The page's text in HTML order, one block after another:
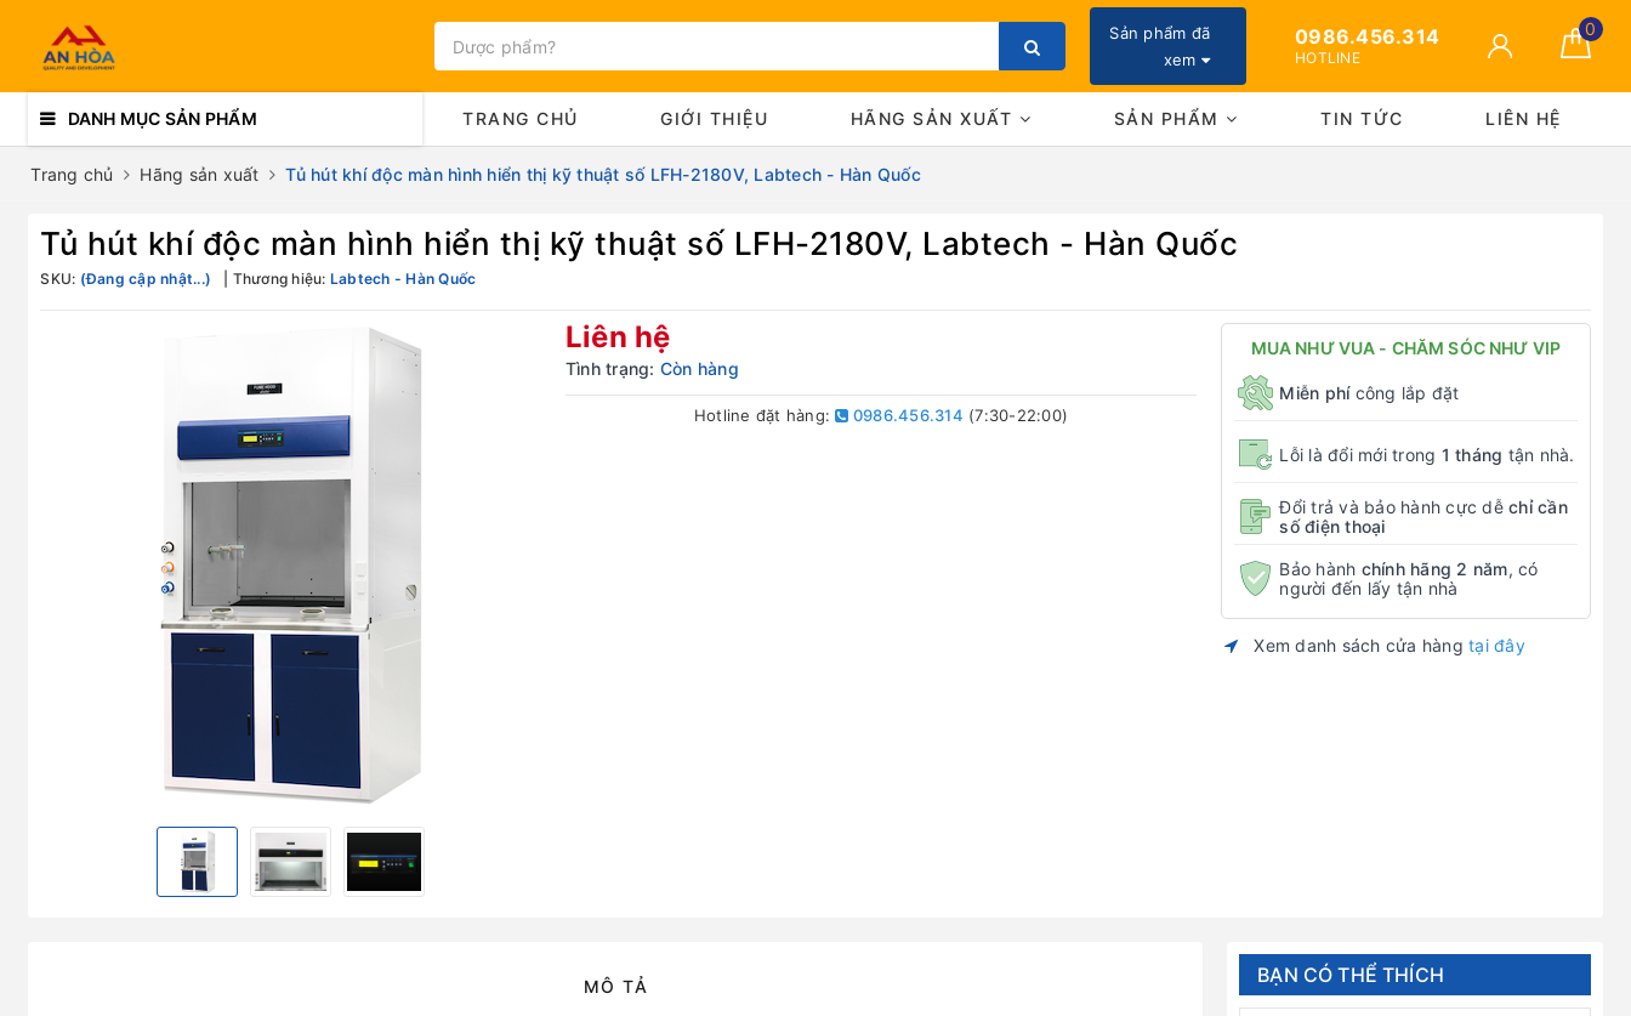
Sản phẩm đã
xem
0986.456.314
HOTLINE
0
DANH MỤC SẢN PHẨM TRANG CHỦ GIỚI THIỆU HÃNG SẢN XUẤT SẢN PHẨM TIN TỨC LIÊN HỆ
Trang chủ Hãng sản xuất Tủ hút khí độc màn hình hiển thị kỹ thuật số LFH-2180V, Labtech - Hàn Quốc
Tủ hút khí độc màn hình hiển thị kỹ thuật số LFH-2180V, Labtech - Hàn Quốc
SKU: (Đang cập nhật...) Thương hiệu: Labtech - Hàn Quốc
Liên hệ
Tình trạng: Còn hàng
Hotline đặt hàng: 0986.456.314 (7:30-22:00)
MUA NHƯ VUA - CHĂM SÓC NHƯ VIP
Miễn phícông lắp đặt
Lỗi là đổi mới trong 1 tháng tận nhà.
Đổi trả và bảo hành cực dễ chỉ cần
số điện thoại
Bảo hành chính hãng 2 năm, có
người đến lấy tận nhà
Xem danh sách cửa hàng tại đây
MÔ TẢ BẠN CÓ THỂ THÍCH